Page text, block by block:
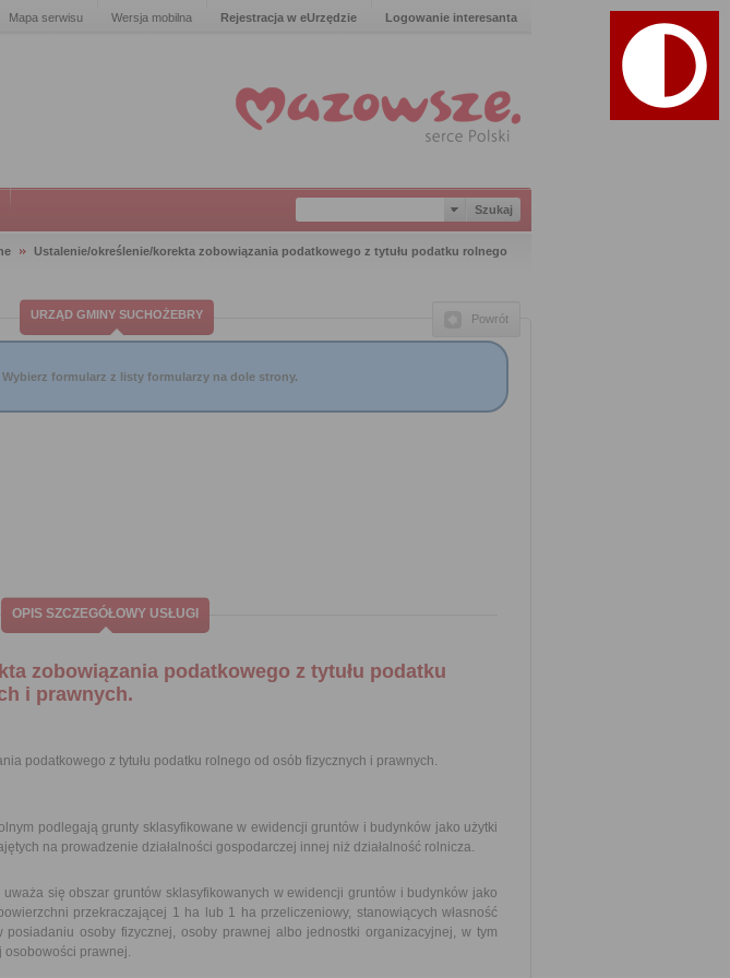
Mapa serwisu Wersja mobilna Rejestracja w eUrzędzie Logowanie interesanta
Ustalenie/określenie/korekta zobowiązania podatkowego z tytułu podatku rolnego
URZĄD GMINY SUCHOŻEBRY Powrót
Wybierz formularz z listy formularzy na dole strony.
OPIS SZCZEGÓŁOWY USŁUGI
zobowiązania podatkowego z tytułu podatku
i prawnych.
podatkowego z tytułu podatku rolnego od osób fizycznych i prawnych.
podlegają grunty sklasyfikowane w ewidencji gruntów i budynków jako użytki
na prowadzenie działalności gospodarczej innej niż działalność rolnicza.
się obszar gruntów sklasyfikowanych w ewidencji gruntów i budynków jako
przekraczającej 1 ha lub 1 ha przeliczeniowy, stanowiących własność
posiadaniu osoby fizycznej, osoby prawnej albo jednostki organizacyjnej, w tym
osobowości prawnej.